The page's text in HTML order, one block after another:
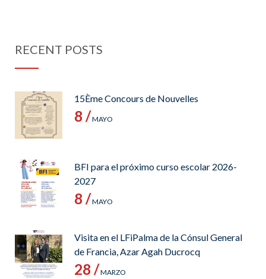
RECENT POSTS
15Ème Concours de Nouvelles
8 /MAYO
BFI para el próximo curso escolar 2026-
2027
8 /MAYO
Visita en el LFiPalma de la Cónsul General
de Francia, Azar Agah Ducrocq
28 /MARZO